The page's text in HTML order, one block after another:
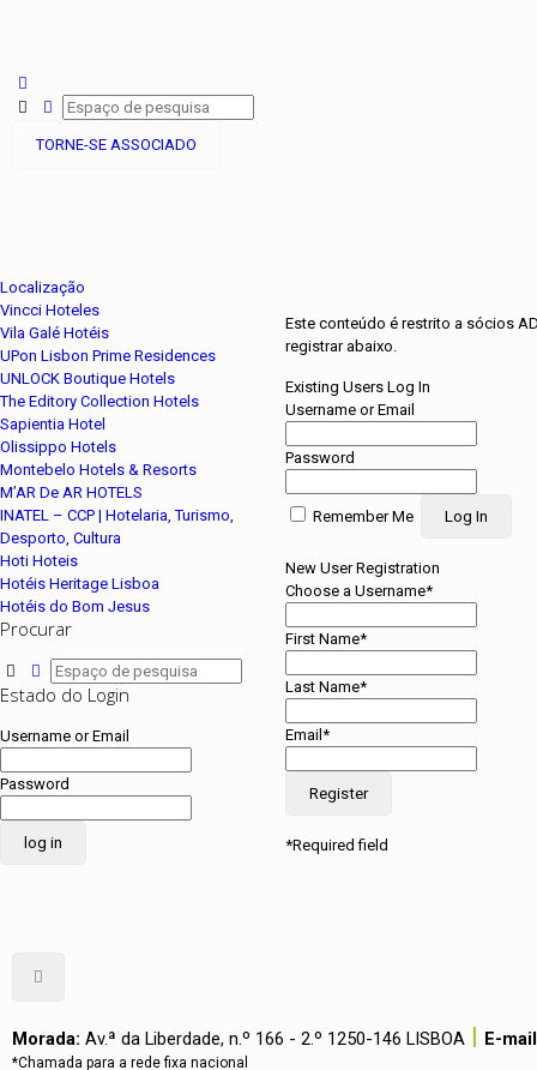
TORNE-SE ASSOCIADO
Este conteúdo é restrito a sócios
registrar abaixo.
Existing Users Log In
Username or Email
Password
Remember Me
New User Registration
Choose a Username*
First Name*
Last Name*
Email *
*Required field
Localização
Vincci Hoteles
Vila Galé Hotéis
UPon Lisbon Prime Residences
UNLOCK Boutique Hotels
The Editory Collection Hotels
Sapientia Hotel
Olissippo Hotels
Montebelo Hotels & Resorts
M’AR De AR HOTELS
INATEL – CCP | Hotelaria, Turismo,
Desporto, Cultura
Hoti Hoteis
Hotéis Heritage Lisboa
Hotéis do Bom Jesus
Procurar
Estado do Login
Username or Email
Password
Morada: Av.ª da Liberdade, n.º 166 - 2.º 1250-146 LISBOA| E-
*Chamada para a rede fixa nacional